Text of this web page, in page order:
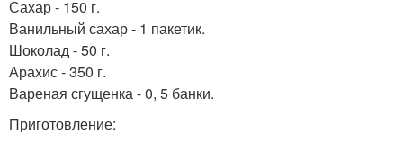
Сахар - 150 г.
Ванильный сахар - 1 пакетик.
Шоколад - 50 г.
Арахис - 350 г.
Вареная сгущенка - 0, 5 банки.
Приготовление: